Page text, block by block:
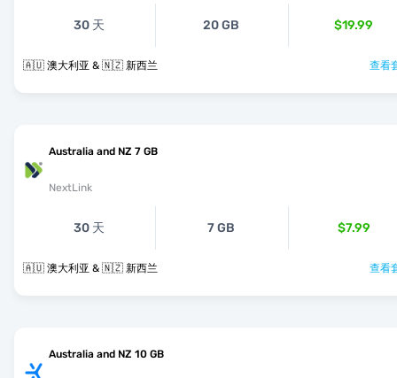
30 天 20 GB $19.99
🇦🇺 澳大利亚 & 🇳🇿 新西兰 查看
Australia and NZ 7 GB
NextLink
30 天 7 GB $7.99
🇦🇺 澳大利亚 & 🇳🇿 新西兰 查看
Australia and NZ 10 GB